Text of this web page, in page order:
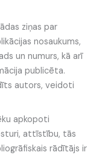
ziņas par
nosaukums,
un numurs, kā arī
publicēta.
autors, veidoti
apkopoti
attīstību, tās
rādītājs ir